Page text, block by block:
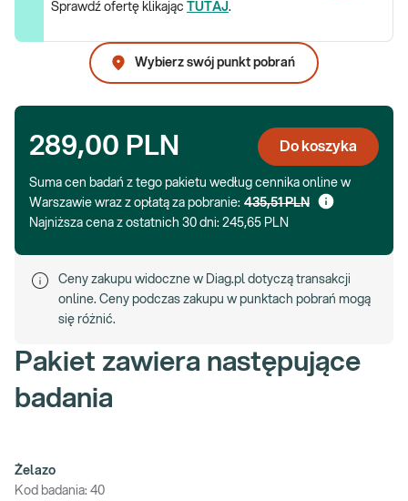
Sprawdź ofertę klikając
TUTAJ.
Wybierz swój punkt pobrań
289,00 PLN Do koszyka
Suma cen badań z tego pakietu według cennika online w
Warszawie wraz z opłatą za pobranie: 435,51 PLN
Najniższa cena z ostatnich 30 dni: 245,65 PLN
Ceny zakupu widoczne w Diag.pl dotyczą transakcji
online. Ceny podczas zakupu w punktach pobrań mogą
się różnić.
Pakiet zawiera następujące
badania
Żelazo
Kod badania: 40